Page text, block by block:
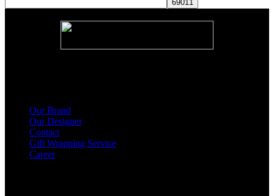
Our Brand
Our Designer
Contact
Gift Wrapping Service
Career